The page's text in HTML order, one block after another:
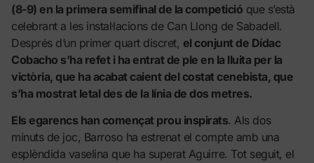
(8-9) en la primera semifinal de la competició que s’està
celebrant a les instal·lacions de Can Llong de Sabadell.
Després d’un primer quart discret, el conjunt de Dídac
Cobacho s’ha refet i ha entrat de ple en la lluita per la
victòria, que ha acabat caient del costat cenebista, que
s’ha mostrat letal des de la línia de dos metres.
Els egarencs han començat prou inspirats. Als dos
minuts de joc, Barroso ha estrenat el compte amb una
esplèndida vaselina que ha superat Aguirre. Tot seguit, el